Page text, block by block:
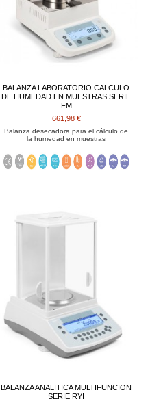
BALANZA LABORATORIO CALCULO
DE HUMEDAD EN MUESTRAS SERIE
FM
661,98 €
Balanza desecadora para el cálculo de
la humedad en muestras
BALANZA ANALITICA MULTIFUNCION
SERIE RYI